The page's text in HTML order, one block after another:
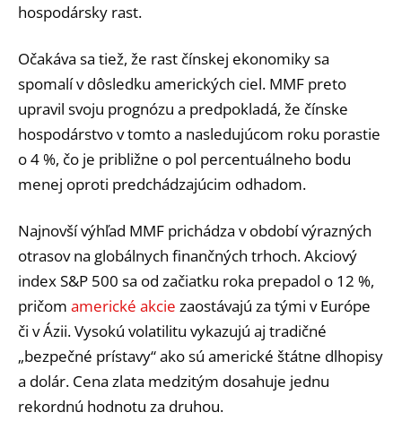
hospodársky rast.
Očakáva sa tiež, že rast čínskej ekonomiky sa
spomalí v dôsledku amerických ciel. MMF preto
upravil svoju prognózu a predpokladá, že čínske
hospodárstvo v tomto a nasledujúcom roku porastie
o 4 %, čo je približne o pol percentuálneho bodu
menej oproti predchádzajúcim odhadom.
Najnovší výhľad MMF prichádza v období výrazných
otrasov na globálnych finančných trhoch. Akciový
index S&P 500 sa od začiatku roka prepadol o 12 %,
pričom americké akcie zaostávajú za tými v Európe
či v Ázii. Vysokú volatilitu vykazujú aj tradičné
„bezpečné prístavy“ ako sú americké štátne dlhopisy
a dolár. Cena zlata medzitým dosahuje jednu
rekordnú hodnotu za druhou.